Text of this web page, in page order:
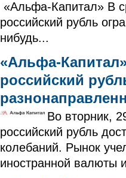
«Альфа-Капитал» В
российский рубль
нибудь...
«Альфа-
российский
Во вторник,
российский рубль
колебаний. Рынок
иностранной валюты